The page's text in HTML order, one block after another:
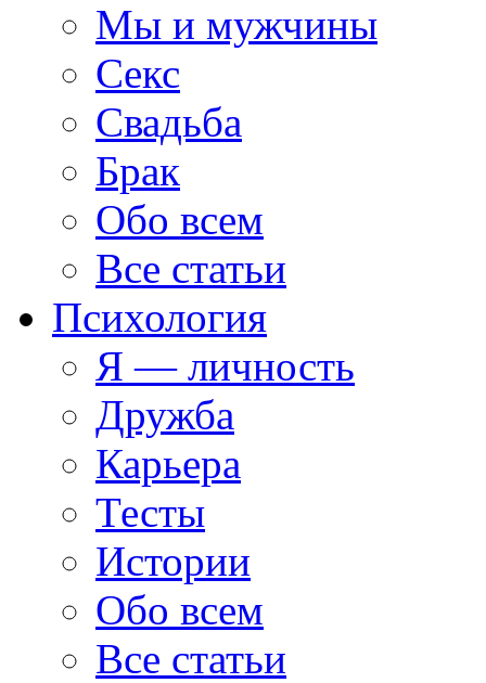
Мы и мужчины
Секс
Свадьба
Брак
Обо всем
Все статьи
Психология
Я — личность
Дружба
Карьера
Тесты
Истории
Обо всем
Все статьи